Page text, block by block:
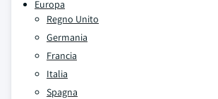
Europa
Regno Unito
Germania
Francia
Italia
Spagna